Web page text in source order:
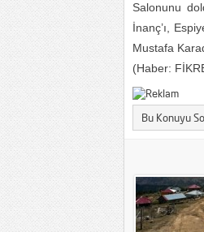
Salonunu
İnanç’ı,
Mustafa
(Haber:
Bu Konuyu